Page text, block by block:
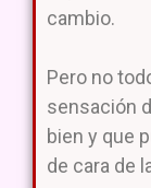
cambio.
Pero no
sensación
bien y que
de cara de